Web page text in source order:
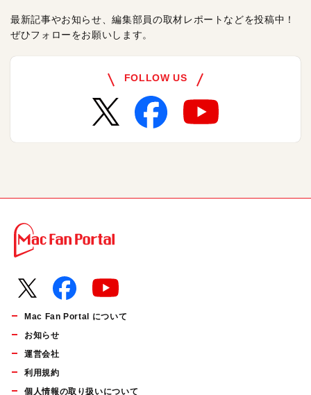
最新記事やお知らせ、編集部員の取材レポートなどを投稿中！
ぜひフォローをお願いします。
FOLLOW US
Mac Fan Portal について
お知らせ
運営会社
利用規約
個人情報の取り扱いについて